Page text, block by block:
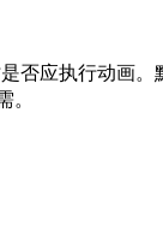
否应执行动画。